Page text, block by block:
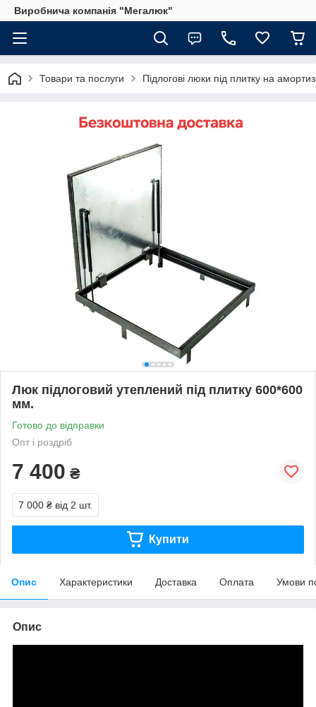
Виробнича компанія "Мегалюк"
Товари та послуги Підлогові люки під плитку на
Люк підлоговий утеплений під плитку 600*600
мм.
Готово до відправки
Опт і роздріб
7 400 ₴
7 000 ₴ від 2 шт.
Купити
Опис Характеристики Доставка Оплата Умови
Опис